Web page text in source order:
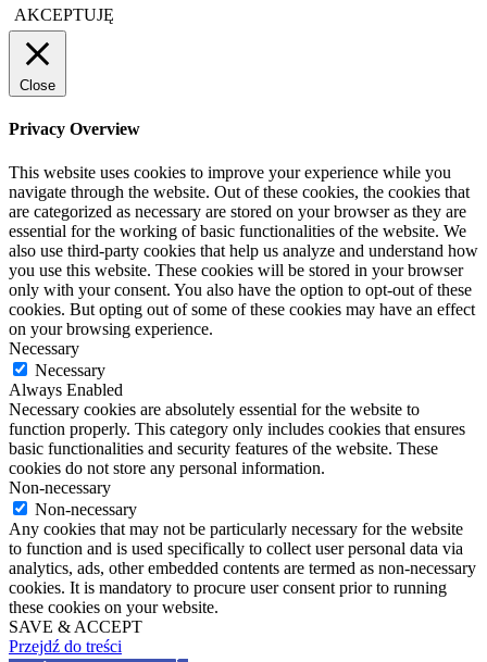
AKCEPTUJĘ
Close
Privacy Overview
This website uses cookies to improve your experience while you
navigate through the website. Out of these cookies, the cookies that
are categorized as necessary are stored on your browser as they are
essential for the working of basic functionalities of the website. We
also use third-party cookies that help us analyze and understand how
you use this website. These cookies will be stored in your browser
only with your consent. You also have the option to opt-out of these
cookies. But opting out of some of these cookies may have an effect
on your browsing experience.
Necessary
Necessary
Always Enabled
Necessary cookies are absolutely essential for the website to
function properly. This category only includes cookies that ensures
basic functionalities and security features of the website. These
cookies do not store any personal information.
Non-necessary
Non-necessary
Any cookies that may not be particularly necessary for the website
to function and is used specifically to collect user personal data via
analytics, ads, other embedded contents are termed as non-necessary
cookies. It is mandatory to procure user consent prior to running
these cookies on your website.
SAVE & ACCEPT
Przejdź do treści